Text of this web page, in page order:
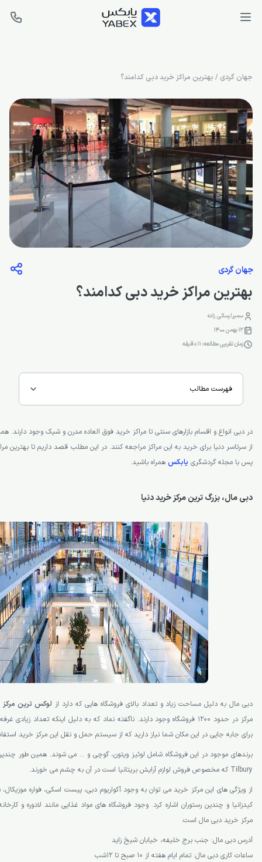
جهان گردی / بهترین مراکز خرید دبی کدامند؟
جهان گردی
بهترین مراکز خرید دبی کدامند؟
سمیرا رسائی زاده
12 بهمن 1400
زمان تقریبی مطالعه: 11 دقیقه
فهرست مطالب
در دبی انواع و اقسام بازارهای سنتی تا مراکز خرید فوق العاده مدرن و شیک وجود دارند.
از سرتاسر دنیا برای خرید به این مراکز مراجعه کنند. در این مطلب قصد داریم تا بهترین
پس با مجله گردشگری یابکس همراه باشید.
دبی مال، بزرگ ترین مرکز خرید دنیا
دبی مال به دلیل مساحت زیاد و تعداد بالای فروشگاه هایی که دارد از لوکس ترین
مرکز در حدود 1200 فروشگاه وجود دارند. ناگفته نماد که به دلیل اینکه تعداد
برای جابه جایی در این مکان شما نیاز دارید که از سیستم حمل و نقل این مرکز خرید
Tilbury که مخصوص فروش لوازم آرایش بریتانیا است در آن به چشم می خورند.
از ویژگی های این مرکز خرید می توان به وجود آکواریوم دبی، پیست اسکی، فواره
مرکز خرید دبی مال است.
آدرس دبی مال: جنب برج خلیفه، خیابان شیخ زاید
ساعات کاری دبی مال: تمام ایام هفته از 10 صبح تا 12شب